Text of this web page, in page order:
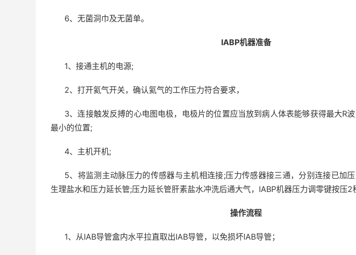
6、无菌洞巾及无菌单。
IABP机器准备
1、接通主机的电源;
2、打开氦气开关，确认氦气的工作压力符合要求，
3、连接触发反搏的心电图电极，电极片的位置应当放到病人体表能够获得最大R
最小的位置;
4、主机开机;
5、将监测主动脉压力的传感器与主机相连接;压力传感器接三通，分别连接已加
生理盐水和压力延长管;压力延长管肝素盐水冲洗后通大气， IABP机器压力调零键按压2
操作流程
1、从IAB导管盒内水平拉直取出IAB导管，以免损坏IAB导管；